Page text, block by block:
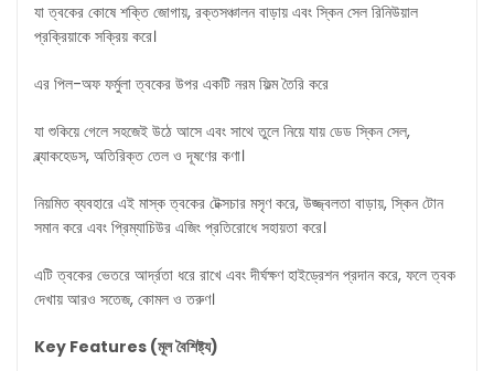
যা ত্বকের কোষে শক্তি জোগায়, রক্তসঞ্চালন বাড়ায় এবং স্কিন সেল রিনিউয়াল
প্রক্রিয়াকে সক্রিয় করে।
এর পিল-অফ ফর্মুলা ত্বকের উপর একটি নরম ফিল্ম তৈরি করে
যা শুকিয়ে গেলে সহজেই উঠে আসে এবং সাথে তুলে নিয়ে যায় ডেড স্কিন সেল,
ব্ল্যাকহেডস, অতিরিক্ত তেল ও দূষণের কণা।
নিয়মিত ব্যবহারে এই মাস্ক ত্বকের টেক্সচার মসৃণ করে, উজ্জ্বলতা বাড়ায়, স্কিন টোন
সমান করে এবং প্রিম্যাচিউর এজিং প্রতিরোধে সহায়তা করে।
এটি ত্বকের ভেতরে আর্দ্রতা ধরে রাখে এবং দীর্ঘক্ষণ হাইড্রেশন প্রদান করে, ফলে ত্বক
দেখায় আরও সতেজ, কোমল ও তরুণ।
Key Features (মূল বৈশিষ্ট্য)